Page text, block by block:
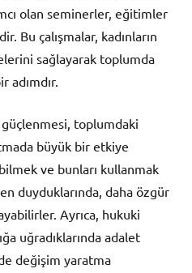
olan seminerler, eğitimler
Bu çalışmalar, kadınların
sağlayarak toplumda
adımdır.
güçlenmesi, toplumdaki
büyük bir etkiye
ve bunları kullanmak
duyduklarında, daha özgür
Ayrıca, hukuki
uğradıklarında adalet
değişim yaratma